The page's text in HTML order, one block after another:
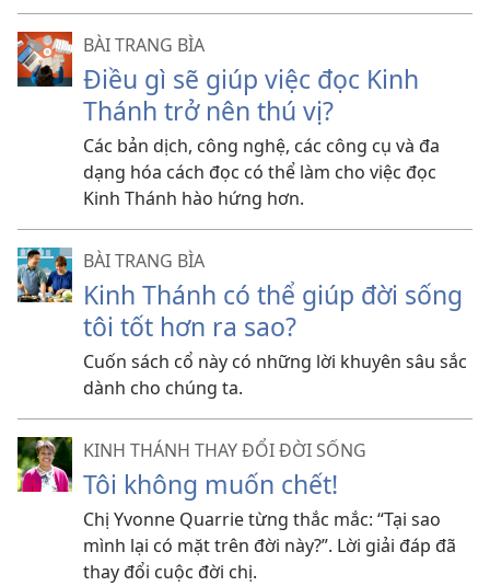
BÀI TRANG BÌA
Điều gì sẽ giúp việc đọc Kinh
Thánh trở nên thú vị?
Các bản dịch, công nghệ, các công cụ và đa
dạng hóa cách đọc có thể làm cho việc đọc
Kinh Thánh hào hứng hơn.
BÀI TRANG BÌA
Kinh Thánh có thể giúp đời sống
tôi tốt hơn ra sao?
Cuốn sách cổ này có những lời khuyên sâu sắc
dành cho chúng ta.
KINH THÁNH THAY ĐỔI ĐỜI SỐNG
Tôi không muốn chết!
Chị Yvonne Quarrie từng thắc mắc: “Tại sao
mình lại có mặt trên đời này?”. Lời giải đáp đã
thay đổi cuộc đời chị.